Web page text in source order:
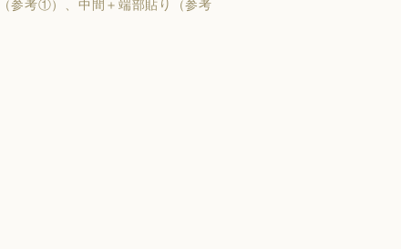
参考①）、中間＋端部貼り（参考